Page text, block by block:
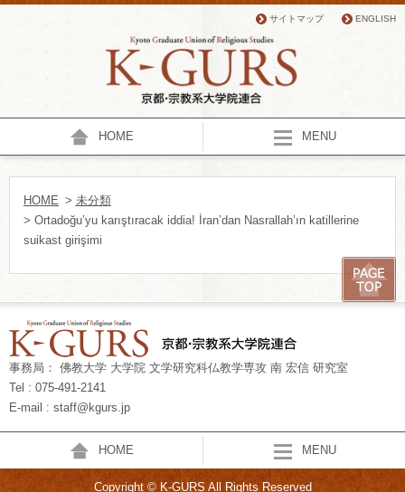
サイトマップ ENGLISH
HOME MENU
HOME > 未分類
> Ortadoğu’yu karıştıracak iddia! İran’dan Nasrallah’ın katillerine
suikast girişimi
事務局： 佛教大学 大学院 文学研究科仏教学専攻 南 宏信 研究室
Tel : 075-491-2141
E-mail : staff@kgurs.jp
HOME MENU
Copyright © K-GURS All Rights Reserved